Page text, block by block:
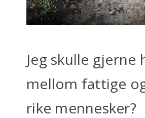
Jeg skulle
mellom fattige
rike mennesker?